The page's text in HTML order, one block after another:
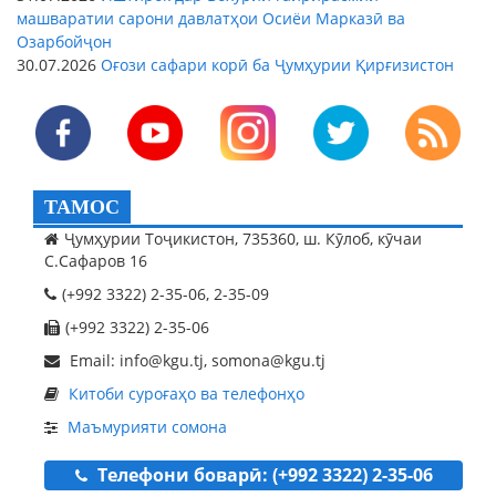
машваратии сарони давлатҳои Осиёи Марказӣ ва
Озарбойҷон
30.07.2026 Оғози сафари корӣ ба Ҷумҳурии Қирғизистон
ТАМОС
Ҷумҳурии Тоҷикистон, 735360, ш. Кӯлоб, кӯчаи
С.Сафаров 16
(+992 3322) 2-35-06, 2-35-09
(+992 3322) 2-35-06
Email: info@kgu.tj, somona@kgu.tj
Китоби суроғаҳо ва телефонҳо
Маъмурияти сомона
Телефони боварӣ: (+992 3322) 2-35-06